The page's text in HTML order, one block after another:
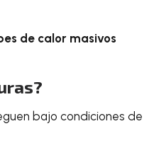
de calor masivos
bajo condiciones de